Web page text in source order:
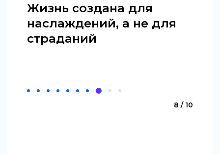
Жизнь создана для
наслаждений, а не для
страданий
8 / 10